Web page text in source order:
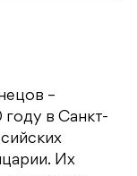
–
в Санкт-
Их